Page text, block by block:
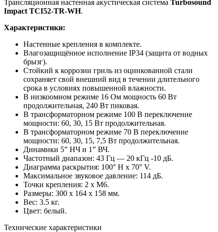
Трансляционная настенная акустическая система Turbosound
Impact TCI52-TR-WH.
Характеристики:
Настенные крепления в комплекте.
Влагозащищённое исполнение IP34 (защита от водных
брызг).
Стойкий к коррозии гриль из оцинкованной стали
сохраняет свой внешний вид в течении длительного
срока в условиях повышенной влажности.
В низкоомном режиме 16 Ом мощность 60 Вт
продолжительная, 240 Вт пиковая.
В трансформаторном режиме 100 В переключение
мощности: 60, 30, 15 Вт продолжительная.
В трансформаторном режиме 70 В переключение
мощности: 60, 30, 15, 7,5 Вт продолжительная.
Динамики 5” НЧ и 1” ВЧ.
Частотный диапазон: 43 Гц — 20 кГц -10 дБ.
Диаграмма раскрытия: 100° H x 70° V.
Максимальное звуковое давление: 114 дБ.
Точки крепления: 2 x M6.
Размеры: 300 x 164 x 158 мм.
Вес: 3.5 кг.
Цвет: белый.
Технические характеристики